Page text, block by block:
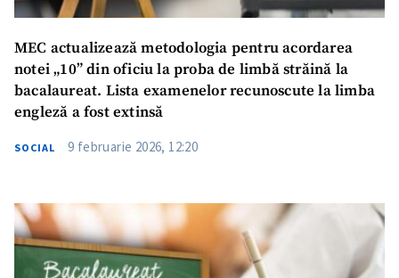
MEC actualizează metodologia pentru acordarea
notei „10” din oficiu la proba de limbă străină la
bacalaureat. Lista examenelor recunoscute la limba
engleză a fost extinsă
SOCIAL 9 februarie 2026, 12:20